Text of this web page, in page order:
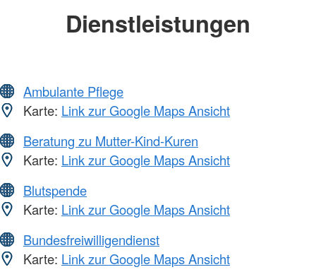
Dienstleistungen
Ambulante Pflege
Karte: Link zur Google Maps Ansicht
Beratung zu Mutter-Kind-Kuren
Karte: Link zur Google Maps Ansicht
Blutspende
Karte: Link zur Google Maps Ansicht
Bundesfreiwilligendienst
Karte: Link zur Google Maps Ansicht